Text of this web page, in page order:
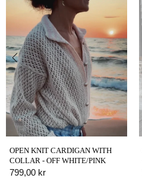
OPEN KNIT CARDIGAN WITH
COLLAR - OFF WHITE/PINK
799,00 kr